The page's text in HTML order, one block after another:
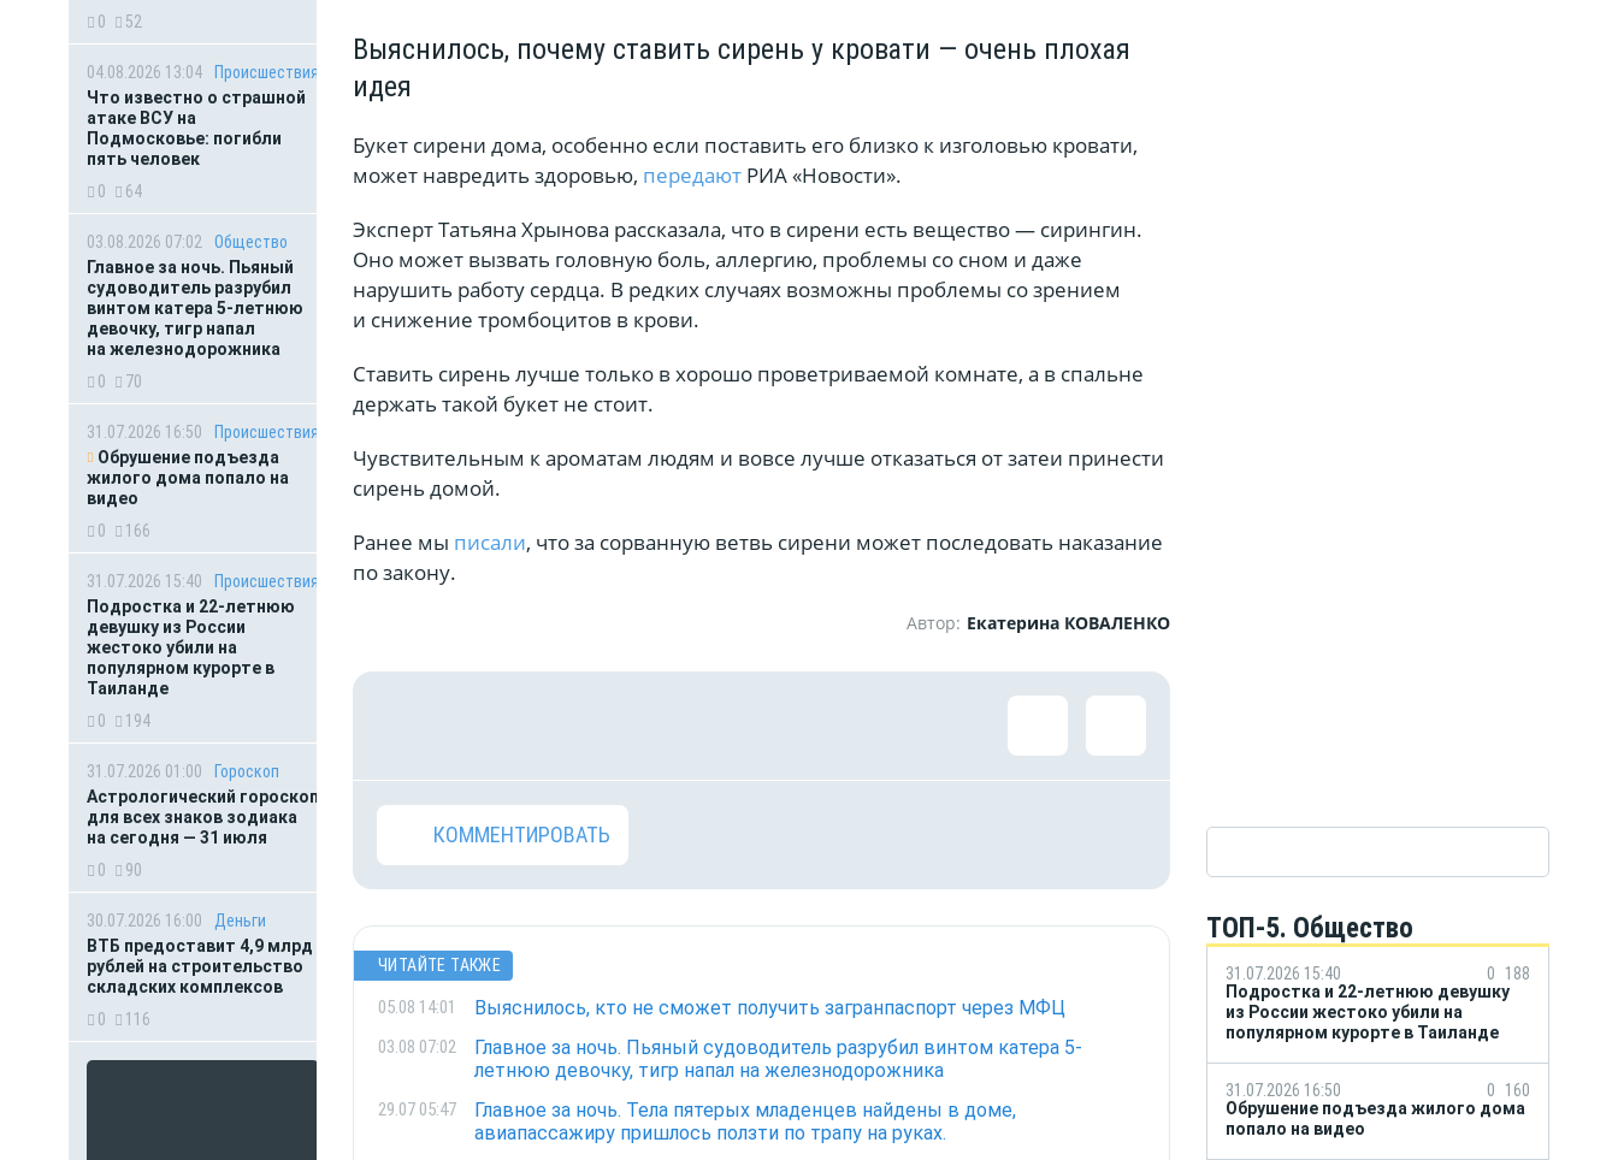
0
52
04.08.2026 13:04
Происшествия
Что известно о страшной
атаке ВСУ на
Подмосковье: погибли
пять человек
0
64
03.08.2026 07:02
Общество
Главное за ночь. Пьяный
судоводитель разрубил
винтом катера 5-летнюю
девочку, тигр напал
на железнодорожника
0
70
31.07.2026 16:50
Происшествия
Обрушение подъезда
жилого дома попало на
видео
0
166
31.07.2026 15:40
Происшествия
Подростка и 22-летнюю
девушку из России
жестоко убили на
популярном курорте в
Таиланде
0
194
31.07.2026 01:00
Гороскоп
Астрологический гороскоп
для всех знаков зодиака
на сегодня — 31 июля
0
90
30.07.2026 16:00
Деньги
ВТБ предоставит 4,9 млрд
рублей на строительство
складских комплексов
0
116
Выяснилось, почему ставить сирень у кровати — очень плохая
идея
Букет сирени дома, особенно если поставить его близко к изголовью кровати,
может навредить здоровью, передают РИА «Новости».
Эксперт Татьяна Хрынова рассказала, что в сирени есть вещество — сирингин.
Оно может вызвать головную боль, аллергию, проблемы со сном и даже
нарушить работу сердца. В редких случаях возможны проблемы со зрением
и снижение тромбоцитов в крови.
Ставить сирень лучше только в хорошо проветриваемой комнате, а в спальне
держать такой букет не стоит.
Чувствительным к ароматам людям и вовсе лучше отказаться от затеи принести
сирень домой.
Ранее мы писали, что за сорванную ветвь сирени может последовать наказание
по закону.
Автор: Екатерина КОВАЛЕНКО
КОММЕНТИРОВАТЬ
ЧИТАЙТЕ ТАКЖЕ
05.08 14:01 Выяснилось, кто не сможет получить загранпаспорт через МФЦ
03.08 07:02
Главное за ночь. Пьяный судоводитель разрубил винтом катера 5-
летнюю девочку, тигр напал на железнодорожника
29.07 05:47
Главное за ночь. Тела пятерых младенцев найдены в доме,
авиапассажиру пришлось ползти по трапу на руках.
ТОП-5. Общество
31.07.2026 15:40 0
188
Подростка и 22-летнюю девушку
из России жестоко убили на
популярном курорте в Таиланде
31.07.2026 16:50 0
160
Обрушение подъезда жилого дома
попало на видео